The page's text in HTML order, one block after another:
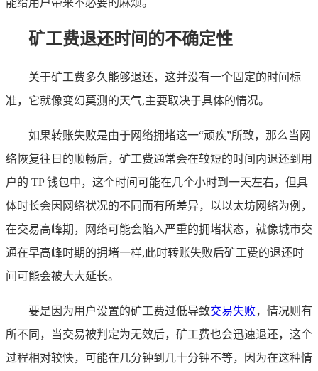
矿工费退还时间的不确定性
关于矿工费多久能够退还，这并没有一个固定的时间标
准，它就像变幻莫测的天气,主要取决于具体的情况。
如果转账失败是由于网络拥堵这一“顽疾”所致，那么当网
络恢复往日的顺畅后，矿工费通常会在较短的时间内退还到用
户的 TP 钱包中，这个时间可能在几个小时到一天左右，但具
体时长会因网络状况的不同而有所差异，以以太坊网络为例，
在交易高峰期，网络可能会陷入严重的拥堵状态，就像城市交
通在早高峰时期的拥堵一样,此时转账失败后矿工费的退还时
间可能会被大大延长。
要是因为用户设置的矿工费过低导致交易失败，情况则有
所不同，当交易被判定为无效后，矿工费也会迅速退还，这个
过程相对较快，可能在几分钟到几十分钟不等，因为在这种情